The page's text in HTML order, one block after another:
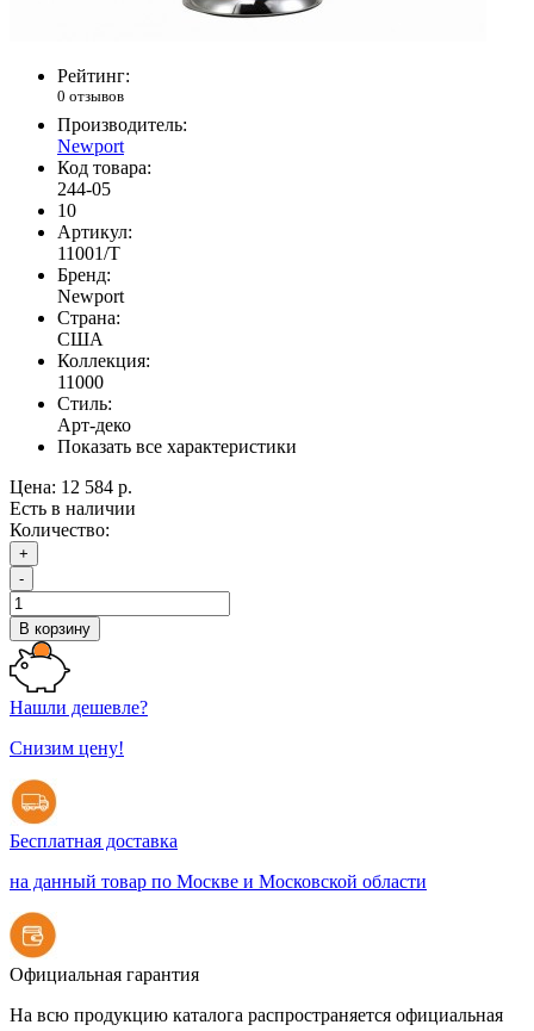
Рейтинг:
0 отзывов
Производитель:
Newport
Код товара:
244-05
10
Артикул:
11001/T
Бренд:
Newport
Страна:
США
Коллекция:
11000
Стиль:
Арт-деко
Показать все характеристики
Цена: 12 584 р.
Есть в наличии
Количество:
+
-
В корзину
Нашли дешевле?
Снизим цену!
Бесплатная доставка
на данный товар по Москве и Московской области
Официальная гарантия
На всю продукцию каталога распространяется официальная